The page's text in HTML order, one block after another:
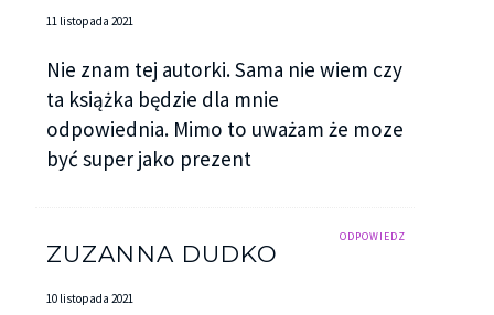
11 listopada 2021
Nie znam tej autorki. Sama nie wiem czy
ta książka będzie dla mnie
odpowiednia. Mimo to uważam że moze
być super jako prezent
ODPOWIEDZ
ZUZANNA DUDKO
10 listopada 2021